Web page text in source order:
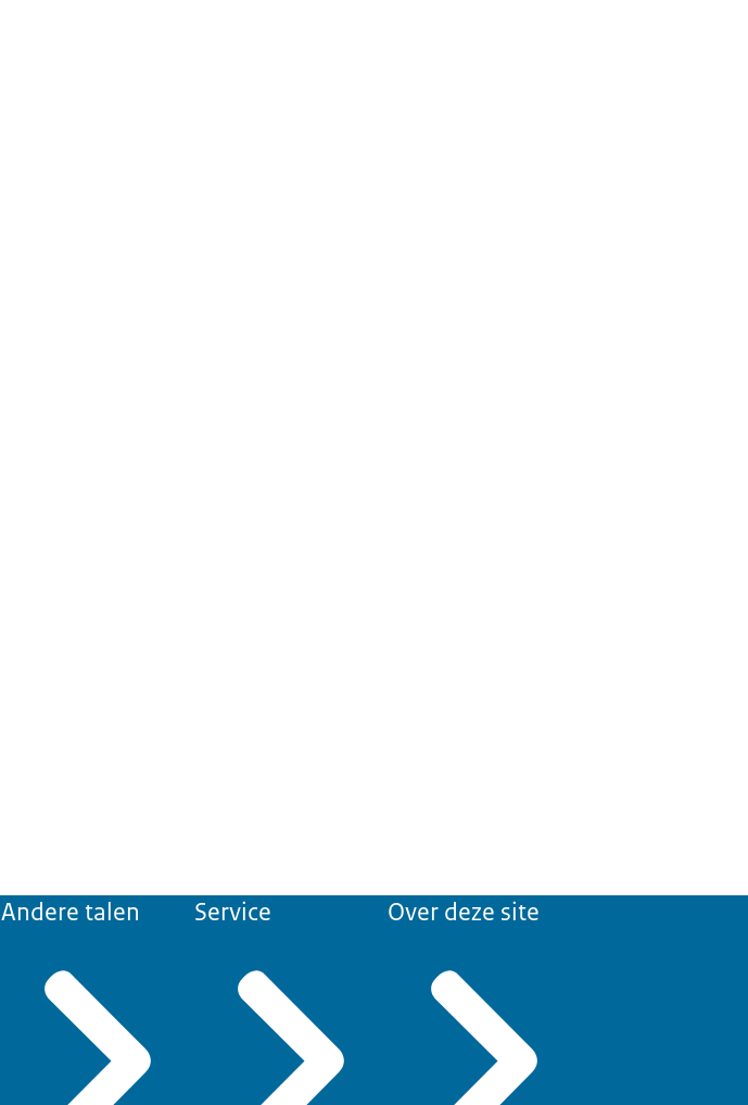
Andere talen Service Over deze site